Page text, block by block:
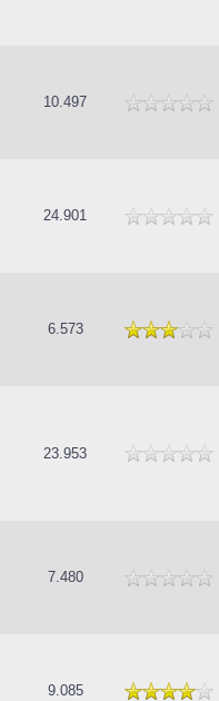
10.497
24.901
6.573
23.953
7.480
9.085